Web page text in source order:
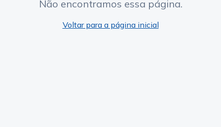
Não encontramos essa página.
Voltar para a página inicial